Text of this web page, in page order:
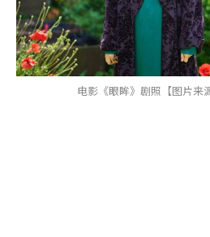
电影《眼眸》剧照【图片来